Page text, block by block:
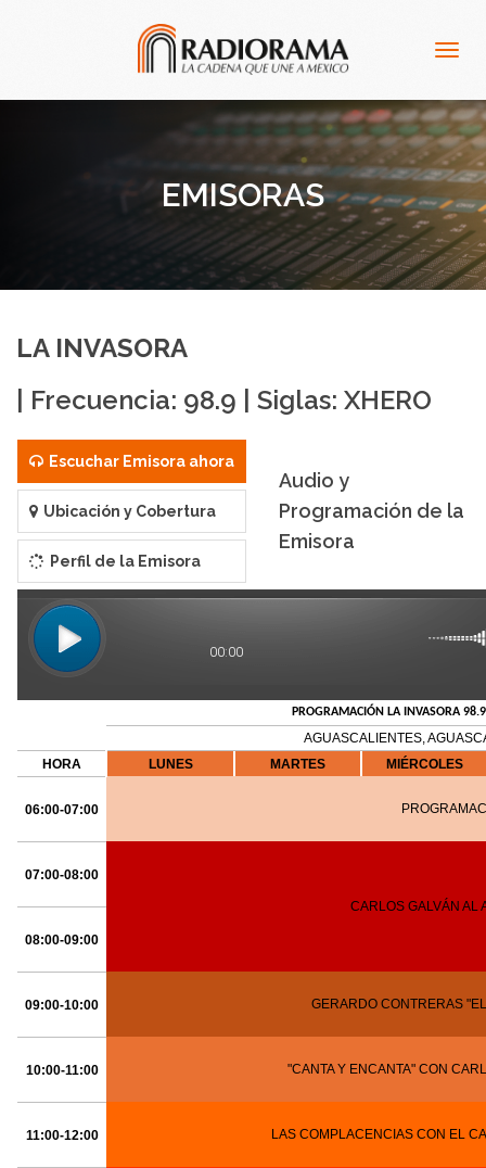
EMISORAS
LA INVASORA
| Frecuencia: 98.9 | Siglas: XHERO
Escuchar Emisora ahora
Ubicación y Cobertura
Perfil de la Emisora
Audio y
Programación de la
Emisora